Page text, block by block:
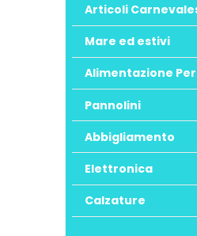
Articoli
Mare ed estivi
Alimentazione
Pannolini
Abbigliamento
Elettronica
Calzature